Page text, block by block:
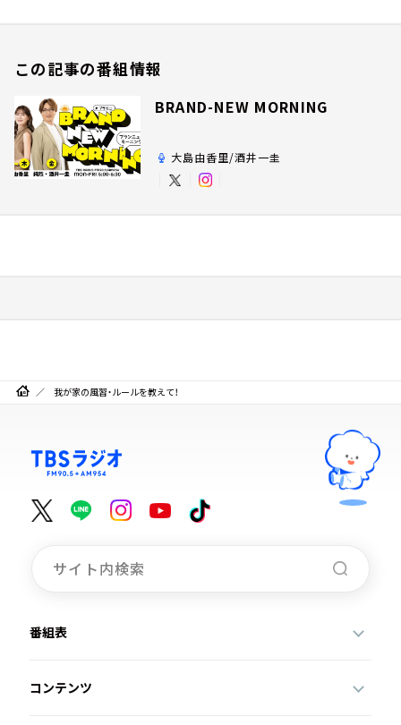
この記事の番組情報
BRAND-NEW MORNING
大島由香里/酒井一圭
我が家の風習・ルールを教えて！
番組表
コンテンツ